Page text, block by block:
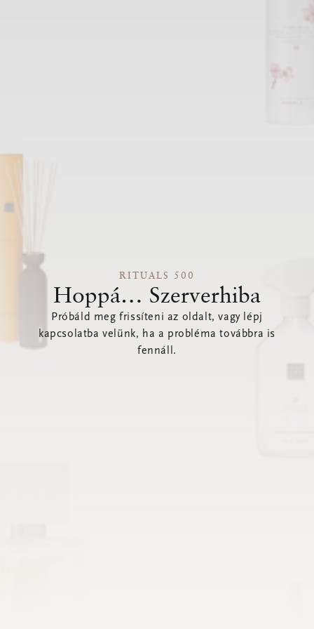
RITUALS 500
Hoppá… Szerverhiba
Próbáld meg frissíteni az oldalt, vagy lépj
kapcsolatba velünk, ha a probléma továbbra is
fennáll.